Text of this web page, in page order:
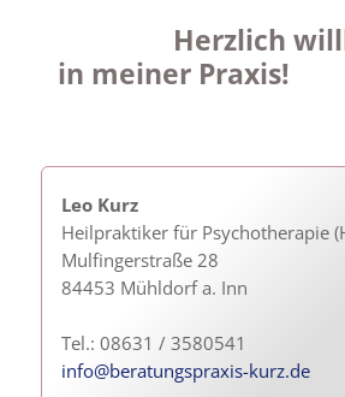
Herzlich
in meiner Praxis!
Leo Kurz
Heilpraktiker für Psychotherapie
Mulfingerstraße 28
84453 Mühldorf a. Inn
Tel.: 08631 / 3580541
info@beratungspraxis-kurz.de